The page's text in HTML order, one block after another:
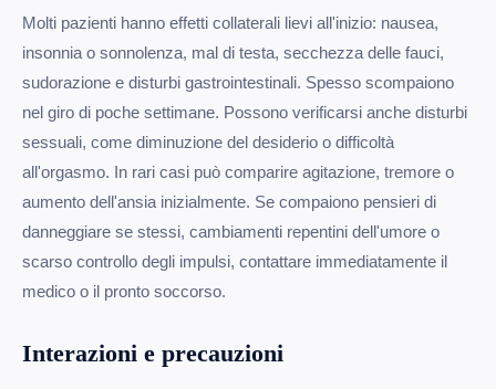
Molti pazienti hanno effetti collaterali lievi all'inizio: nausea,
insonnia o sonnolenza, mal di testa, secchezza delle fauci,
sudorazione e disturbi gastrointestinali. Spesso scompaiono
nel giro di poche settimane. Possono verificarsi anche disturbi
sessuali, come diminuzione del desiderio o difficoltà
all'orgasmo. In rari casi può comparire agitazione, tremore o
aumento dell'ansia inizialmente. Se compaiono pensieri di
danneggiare se stessi, cambiamenti repentini dell'umore o
scarso controllo degli impulsi, contattare immediatamente il
medico o il pronto soccorso.
Interazioni e precauzioni